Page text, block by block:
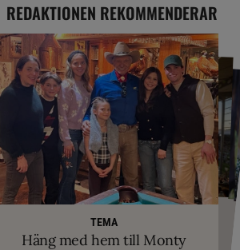
REDAKTIONEN REKOMMENDERAR
TEMA
Häng med hem till Monty
VM-febern stiger – här är allt
inför Aachen
TEMA
Allt du behöver veta om fång
VETERINÄRT
Så märker du om din häst blivit
biten av huggorm
RIDSPORT PLAY
Ridsport Play: Grand Prix-tränaren
avslöjar sina knep – så blir hästen trygg överallt